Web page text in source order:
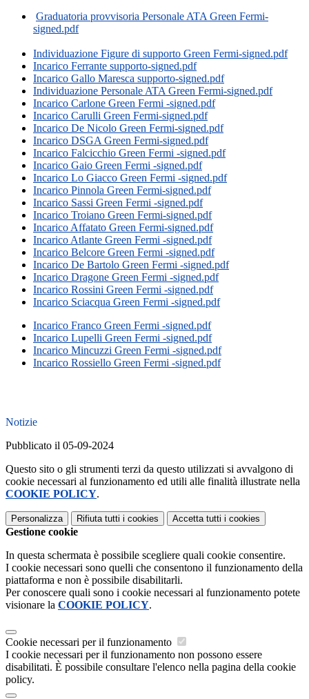
Graduatoria provvisoria Personale ATA Green Fermi-
signed.pdf
Individuazione Figure di supporto Green Fermi-signed.pdf
Incarico Ferrante supporto-signed.pdf
Incarico Gallo Maresca supporto-signed.pdf
Individuazione Personale ATA Green Fermi-signed.pdf
Incarico Carlone Green Fermi -signed.pdf
Incarico Carulli Green Fermi-signed.pdf
Incarico De Nicolo Green Fermi-signed.pdf
Incarico DSGA Green Fermi-signed.pdf
Incarico Falcicchio Green Fermi -signed.pdf
Incarico Gaio Green Fermi -signed.pdf
Incarico Lo Giacco Green Fermi -signed.pdf
Incarico Pinnola Green Fermi-signed.pdf
Incarico Sassi Green Fermi -signed.pdf
Incarico Troiano Green Fermi-signed.pdf
Incarico Affatato Green Fermi-signed.pdf
Incarico Atlante Green Fermi -signed.pdf
Incarico Belcore Green Fermi -signed.pdf
Incarico De Bartolo Green Fermi -signed.pdf
Incarico Dragone Green Fermi -signed.pdf
Incarico Rossini Green Fermi -signed.pdf
Incarico Sciacqua Green Fermi -signed.pdf
Incarico Franco Green Fermi -signed.pdf
Incarico Lupelli Green Fermi -signed.pdf
Incarico Mincuzzi Green Fermi -signed.pdf
Incarico Rossiello Green Fermi -signed.pdf
Notizie
Pubblicato il 05-09-2024
Questo sito o gli strumenti terzi da questo utilizzati si avvalgono di
cookie necessari al funzionamento ed utili alle finalità illustrate nella
COOKIE POLICY.
Personalizza Rifiuta tutti i cookies Accetta tutti i cookies
Gestione cookie
In questa schermata è possibile scegliere quali cookie consentire.
I cookie necessari sono quelli che consentono il funzionamento della
piattaforma e non è possibile disabilitarli.
Per conoscere quali sono i cookie necessari al funzionamento potete
visionare la COOKIE POLICY.
Cookie necessari per il funzionamento
I cookie necessari per il funzionamento non possono essere
disabilitati. È possibile consultare l'elenco nella pagina della cookie
policy.